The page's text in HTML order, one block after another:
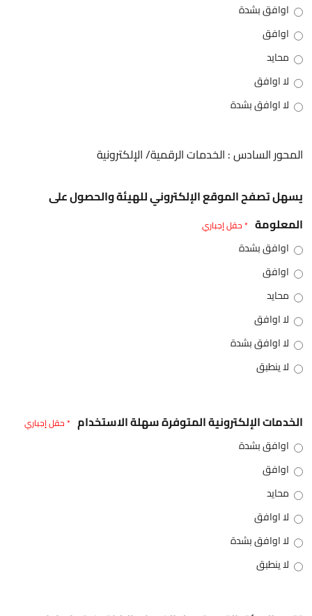
اوافق بشدة
اوافق
محايد
لا اوافق
لا اوافق بشدة
المحور السادس : الخدمات الرقمية/ الإلكترونية
يسهل تصفح الموقع الإلكتروني للهيئة والحصول على
المعلومة * حقل إجباري
اوافق بشدة
اوافق
محايد
لا اوافق
لا اوافق بشدة
لا ينطبق
الخدمات الإلكترونية المتوفرة سهلة الاستخدام * حقل إجباري
اوافق بشدة
اوافق
محايد
لا اوافق
لا اوافق بشدة
لا ينطبق